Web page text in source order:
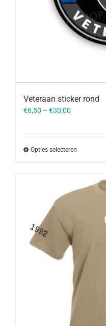
Veteraan sticker rond
€6,50 – €30,00
Opties selecteren